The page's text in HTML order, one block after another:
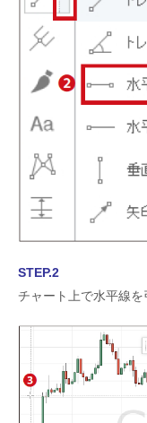
STEP.2
チャート上で水平線